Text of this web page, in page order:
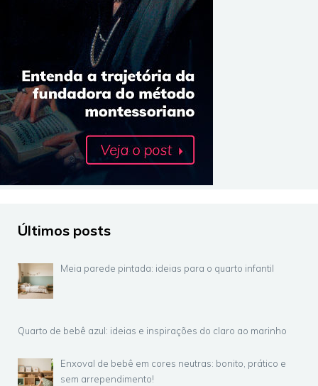
Últimos posts
Meia parede pintada: ideias para o quarto infantil
Quarto de bebê azul: ideias e inspirações do claro ao marinho
Enxoval de bebê em cores neutras: bonito, prático e
sem arrependimento!